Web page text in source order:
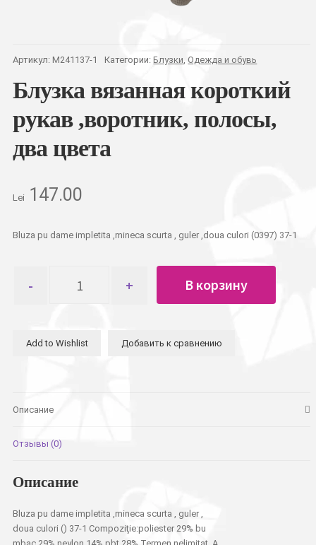
Артикул: M241137-1 Категории:Блузки,Одежда и обувь
Блузка вязанная короткий
рукав ,воротник, полосы,
два цвета
Lei 147.00
Bluza pu dame impletita ,mineca scurta , guler ,doua culori (0397) 37-1
товара
рукав
цвета
В корзину
Add to Wishlist Добавить к сравнению
Описание
Отзывы (0)
Описание
Bluza pu dame impletita ,mineca scurta , guler ,
doua culori () 37-1 Compoziţie:poliester 29% bu